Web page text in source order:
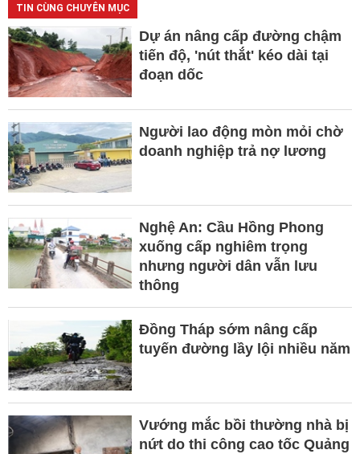
TIN CÙNG CHUYÊN MỤC
Dự án nâng cấp đường chậm
tiến độ, 'nút thắt' kéo dài tại
đoạn dốc
Người lao động mòn mỏi chờ
doanh nghiệp trả nợ lương
Nghệ An: Cầu Hồng Phong
xuống cấp nghiêm trọng
nhưng người dân vẫn lưu
thông
Đồng Tháp sớm nâng cấp
tuyến đường lầy lội nhiều năm
Vướng mắc bồi thường nhà bị
nứt do thi công cao tốc Quảng